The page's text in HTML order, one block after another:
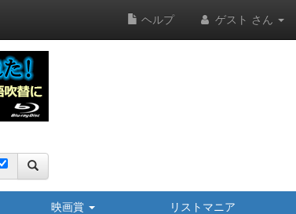
ヘルプ ゲスト さん
映画賞 リストマニア